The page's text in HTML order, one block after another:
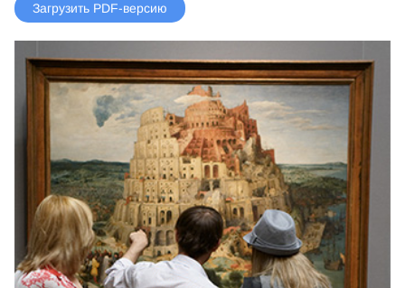
Загрузить PDF-версию